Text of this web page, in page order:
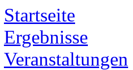
Startseite
Ergebnisse
Veranstaltungen